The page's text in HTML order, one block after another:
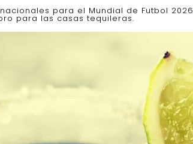
para el Mundial de Futbol 2026
para las casas tequileras.